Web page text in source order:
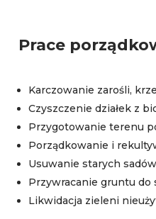
Prace
Karczowanie zarośli,
Czyszczenie działek z
Przygotowanie terenu
Porządkowanie i
Usuwanie starych
Przywracanie gruntu
Likwidacja zieleni